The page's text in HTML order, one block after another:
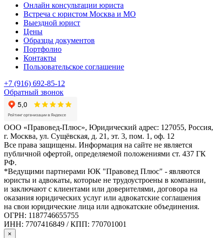
Онлайн консультации юриста
Встреча с юристом Москва и МО
Выездной юрист
Цены
Образцы документов
Портфолио
Контакты
Пользовательское соглашение
+7 (916) 692-85-12
Обратный звонок
ООО «Правовед-Плюс», Юридический адрес: 127055, Россия,
г. Москва, ул. Сущёвская, д. 21, эт. 3, пом. 1, оф. 12
Все права защищены. Информация на сайте не является
публичной офертой, определяемой положениями ст. 437 ГК
РФ.
*Ведущими партнерами ЮК "Правовед Плюс" - являются
юристы и адвокаты, которые не трудоустроены в компании,
и заключают с клиентами или доверителями, договора на
оказания юридических услуг или адвокатские соглашения
на свои юридические лица или адвокатские объединения.
ОГРН: 1187746655755
ИНН: 7707416849 / КПП: 770701001
×